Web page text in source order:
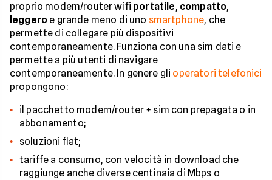
proprio modem/router wifi portatile, compatto,
leggero e grande meno di uno smartphone, che
permette di collegare più dispositivi
contemporaneamente. Funziona con una sim dati e
permette a più utenti di navigare
contemporaneamente. In genere gli operatori telefonici
propongono:
il pacchetto modem/router + sim con prepagata o in
abbonamento;
soluzioni flat;
tariffe a consumo, con velocità in download che
raggiunge anche diverse centinaia di Mbps o